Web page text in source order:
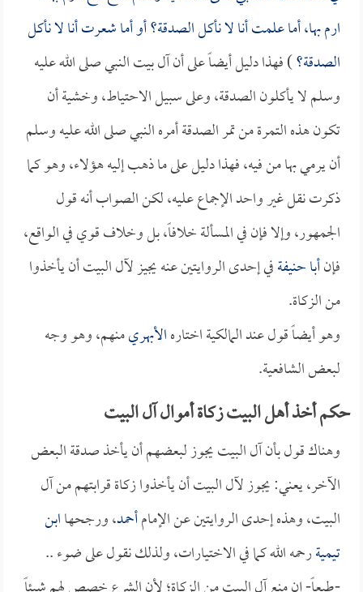
ارم بها، أما علمت أنا لا نأكل الصدقة؟ أو أما شعرت أنا لا نأكل
الصدقة؟) فهذا دليل أيضاً على أن آل بيت النبي صلى الله عليه
وسلم لا يأكلون الصدقة، وعلى سبيل الاحتياط، وخشية أن
تكون هذه التمرة من تمر الصدقة أمره النبي صلى الله عليه وسلم
أن يرمي بها من فيه، فهذا دليل على ما ذهب إليه هؤلاء، وهو كما
ذكرت نقل غير واحد الإجماع عليه، لكن الصواب أنه قول
الجمهور، وإلا فإن في المسألة خلافاً، بل وخلاف قوي في الواقع،
فإنأبا حنيفةفي إحدى الروايتين عنه يجيز لآل البيت أن يأخذوا
من الزكاة.
وهو أيضاً قول عند المالكية اختارهالأبهريمنهم، وهو وجه
لبعض الشافعية.
حكم أخذ أهل البيت زكاة أموال آل البيت
وهناك قول بأن آل البيت يجوز لبعضهم أن يأخذ صدقة البعض
الآخر، يعني: يجوز لآل البيت أن يأخذوا زكاة قرابتهم من آل
البيت، وهذه إحدى الروايتين عن الإمامأحمد، ورجحهاابن
تيميةرحمه الله كما في الاختيارات، ولذلك نقول على ضوء ..